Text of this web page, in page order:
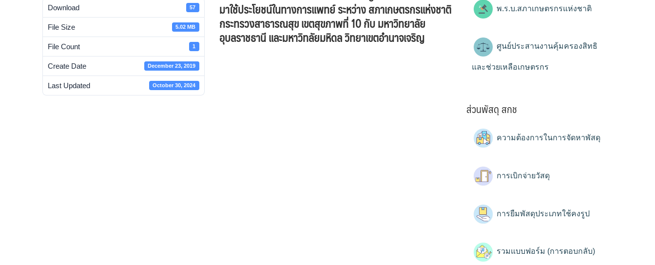
Download 57
File Size 5.02 MB
File Count 1
Create Date December 23, 2019
Last Updated October 30, 2024
มาใช้ประโยชน์ในทางการแพทย์ ระหว่าง สภาเกษตรกรแห่งชาติ
กระทรวงสาธารณสุข เขตสุขภาพที่ 10 กับ มหาวิทยาลัย
อุบลราชธานี และมหาวิทลัยมหิดล วิทยาเขตอำนาจเจริญ
พ.ร.บ.สภาเกษตรกรแห่งชาติ
ศูนย์ประสานงานคุ้มครองสิทธิ
และช่วยเหลือเกษตรกร
ส่วนพัสดุ สกช
ความต้องการในการจัดหาพัสดุ
การเบิกจ่ายวัสดุ
การยืมพัสดุประเภทใช้คงรูป
รวมแบบฟอร์ม (การตอบกลับ)